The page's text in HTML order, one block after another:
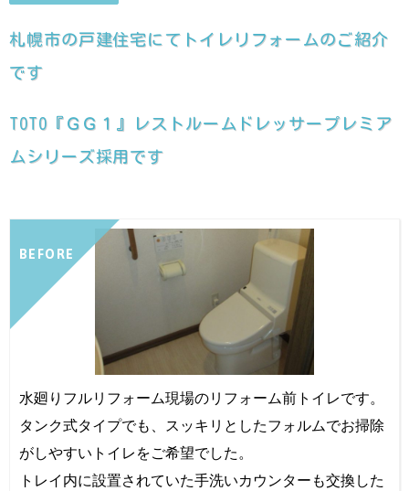
札幌市の戸建住宅にてトイレリフォームのご紹介
です
TOTO『ＧＧ１』レストルームドレッサープレミア
ムシリーズ採用です
BEFORE
水廻りフルリフォーム現場のリフォーム前トイレです。
タンク式タイプでも、スッキリとしたフォルムでお掃除
がしやすいトイレをご希望でした。
トレイ内に設置されていた手洗いカウンターも交換した